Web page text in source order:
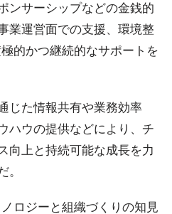
ンサーシップなどの金銭的
業運営面での支援、環境整
的かつ継続的なサポートを
じた情報共有や業務効率
ハウの提供などにより、チ
向上と持続可能な成長を力
。
ロジーと組織づくりの知見